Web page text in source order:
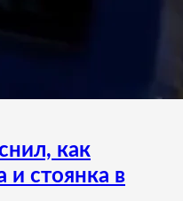
как
и стоянка в